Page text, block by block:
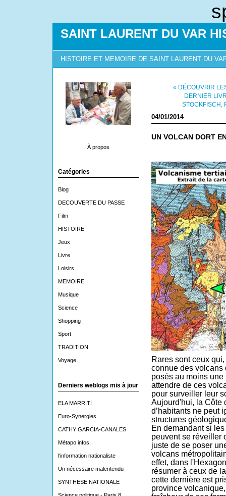
SAINT LAURENT DU VAR
HISTOIRE ET MEMOIRE DE SAINT LAURENT DU
À propos
Catégories
Blog
DECOUVERTE DU PASSE
Film
HISTOIRE
Jeux
Livre
Loisirs
MEMOIRE
Musique
Science
Shopping
Sport
TRADITION
Voyage
Derniers weblogs mis à jour
ELA MARRITI
Euro-Synergies
CATHY GARCIA-CANALES
Métapo infos
l'information nationaliste
Un nécessaire malentendu
SYNTHESE NATIONALE
« DÉCOUVRIR
DERNIER
STOCKFISCH,
04/01/2014
UN VOLCAN DORT
Rares sont ceux
connue des volcans
posés au moins
attendre de ces
pour surveiller leur
Aujourd'hui, la Côte
d’habitants ne peut
structures
En demandant si
peuvent se réveiller
juste de se poser
volcans
effet, dans
résumer à ceux de
cette dernière est
province